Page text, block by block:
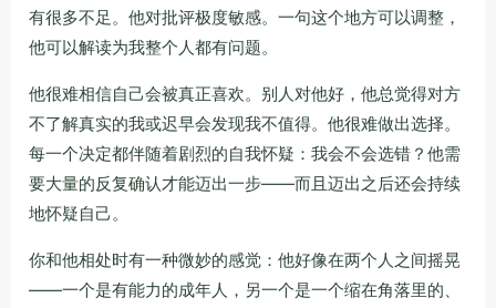
有很多不足。他对批评极度敏感。一句这个地方可以调整，
他可以解读为我整个人都有问题。
他很难相信自己会被真正喜欢。别人对他好，他总觉得对方
不了解真实的我或迟早会发现我不值得。他很难做出选择。
每一个决定都伴随着剧烈的自我怀疑：我会不会选错？他需
要大量的反复确认才能迈出一步——而且迈出之后还会持续
地怀疑自己。
你和他相处时有一种微妙的感觉：他好像在两个人之间摇晃
——一个是有能力的成年人，另一个是一个缩在角落里的、